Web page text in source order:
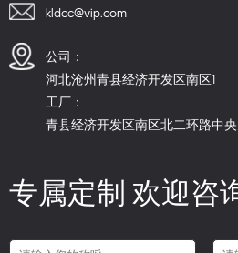
kldcc@vip.com
公司：
河北沧州青县经济开发区南区1
工厂：
青县经济开发区南区北二环路中
专属定制 欢迎咨